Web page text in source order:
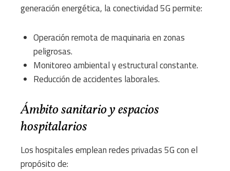
generación energética, la conectividad 5G permite:
Operación remota de maquinaria en zonas
peligrosas.
Monitoreo ambiental y estructural constante.
Reducción de accidentes laborales.
Ámbito sanitario y espacios
hospitalarios
Los hospitales emplean redes privadas 5G con el
propósito de: